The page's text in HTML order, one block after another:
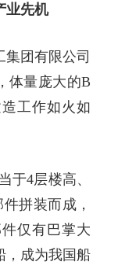
业先机
团有限公司
体量庞大的B
工作如火如
4层楼高、
拼装而成，
仅有巴掌大
，成为我国船